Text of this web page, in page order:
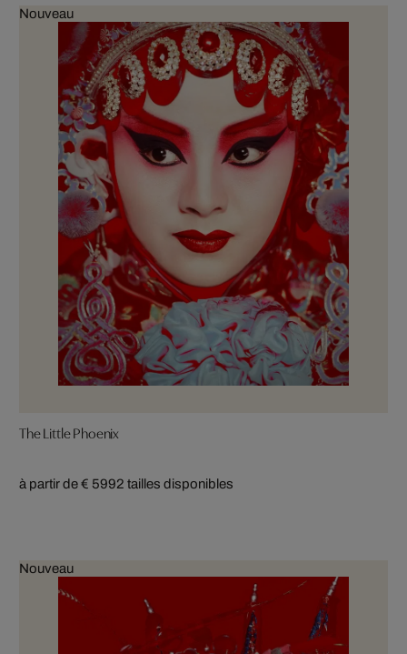
Nouveau
The Little Phoenix
à partir de € 5992 tailles disponibles
Nouveau